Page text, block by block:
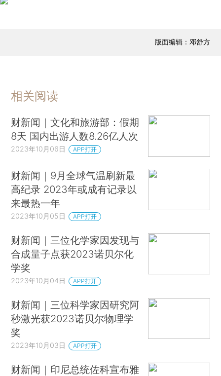
版面编辑：邓舒方
相关阅读
财新闻｜文化和旅游部：假期
8天 国内出游人数8.26亿人次
2023年10月06日 APP打开
财新闻｜9月全球气温刷新最
高纪录 2023年或成有记录以
来最热一年
2023年10月05日 APP打开
财新闻｜三位化学家因发现与
合成量子点获2023诺贝尔化
学奖
2023年10月04日 APP打开
财新闻｜三位科学家因研究阿
秒激光获2023诺贝尔物理学
奖
2023年10月03日 APP打开
财新闻｜印尼总统佐科宣布雅